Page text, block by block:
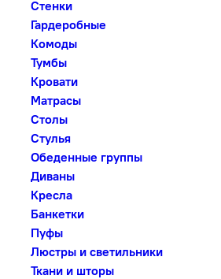
Стенки
Гардеробные
Комоды
Тумбы
Кровати
Матрасы
Столы
Стулья
Обеденные группы
Диваны
Кресла
Банкетки
Пуфы
Люстры и светильники
Ткани и шторы